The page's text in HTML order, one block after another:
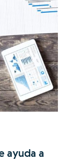
ayuda a